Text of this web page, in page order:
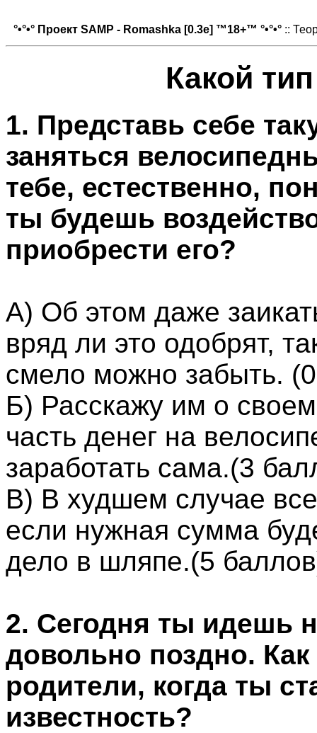
°•°•° Проект SAMP - Romashka [0.3e] ™18+™ °•°•° ::
Какой
1. Представь себе
заняться
тебе, естественно,
ты будешь
приобрести его?
А) Об этом даже
вряд ли это одобрят,
смело можно забыть.
Б) Расскажу им о
часть денег на
заработать сама.(3
В) В худшем случае
если нужная сумма
дело в шляпе.(5
2. Сегодня ты идешь
довольно поздно. Как
родители, когда ты
известность?